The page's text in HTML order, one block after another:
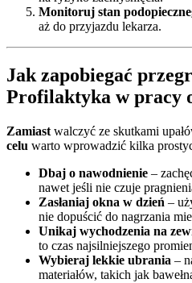
Monitoruj stan
aż do przyjazdu lekarza.
Jak zapobiegać
Profilaktyka w pracy
Zamiast walczyć ze skutkami
celu warto wprowadzić kilka
Dbaj o nawodnienie –
nawet jeśli nie czuje
Zasłaniaj okna w dzień –
nie dopuścić do nagrzania
Unikaj wychodzenia na
to czas najsilniejszego
Wybieraj lekkie ubrania –
materiałów, takich jak